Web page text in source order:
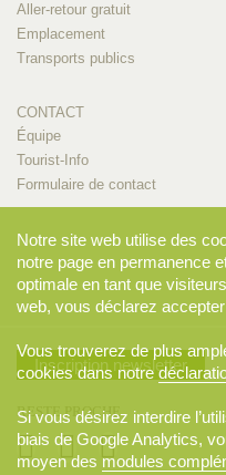
Aller-retour gratuit
Emplacement
Transports publics
CONTACT
Équipe
Tourist-Info
Formulaire de contact
Inscription newsletter
RESTE PROCHE
Notre site web utilise des
notre page en permanence
optimale en tant que
web, vous déclarez
Vous trouverez de plus
cookies dans notre
Si vous désirez interdire
biais de Google Analytics,
moyen des modules